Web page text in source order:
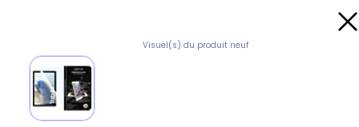
Visuel(s) du produit neuf